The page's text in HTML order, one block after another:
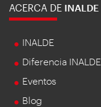
ACERCA DE INALDE
INALDE
Diferencia INALDE
Eventos
Blog